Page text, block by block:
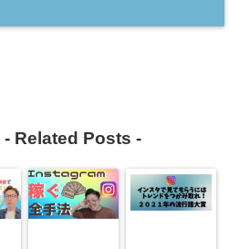
- Related Posts -